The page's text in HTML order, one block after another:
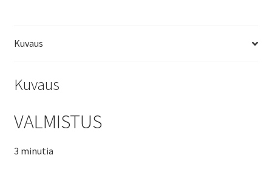
Kuvaus
Kuvaus
VALMISTUS
3 minutia